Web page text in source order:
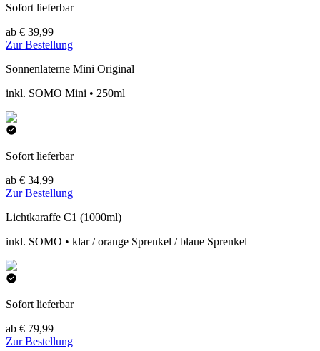
Sofort lieferbar
ab € 39,99
Zur Bestellung
Sonnenlaterne Mini Original
inkl. SOMO Mini • 250ml
Sofort lieferbar
ab € 34,99
Zur Bestellung
Lichtkaraffe C1 (1000ml)
inkl. SOMO • klar / orange Sprenkel / blaue Sprenkel
Sofort lieferbar
ab € 79,99
Zur Bestellung